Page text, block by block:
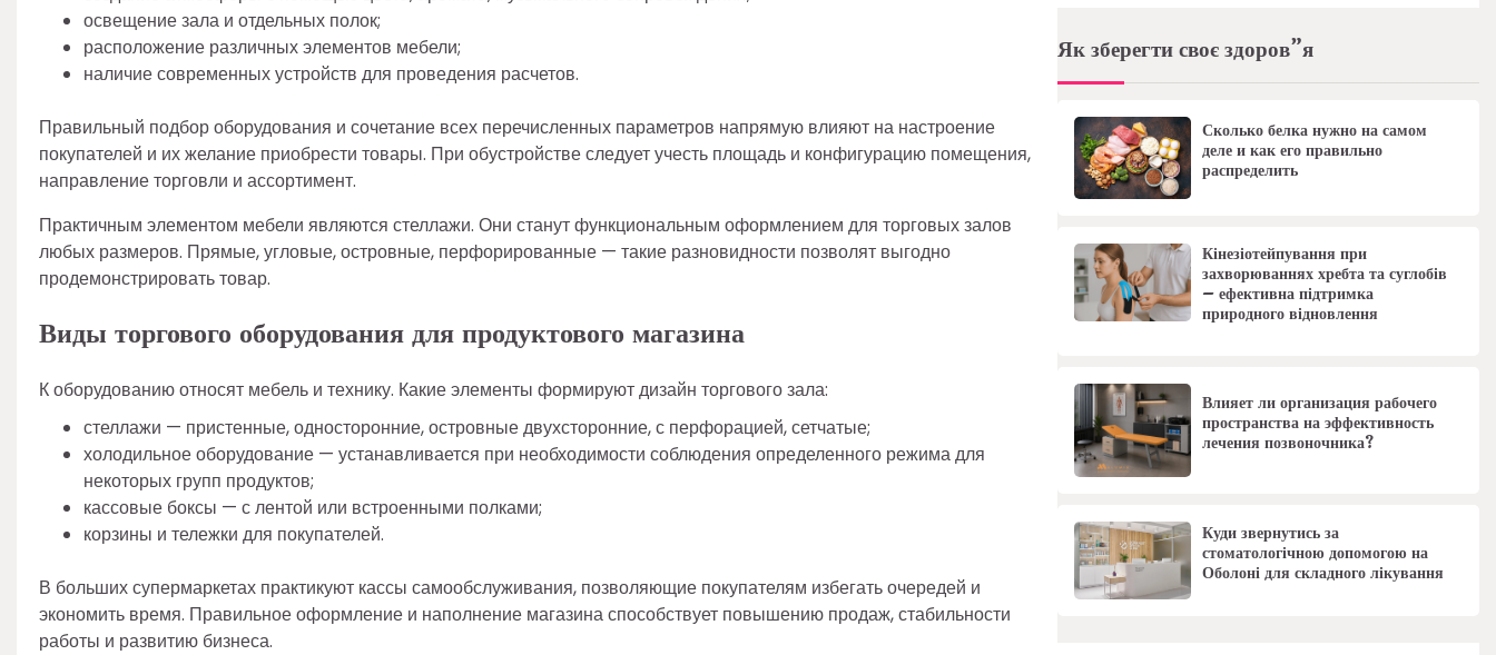
освещение зала и отдельных полок;
расположение различных элементов мебели;
наличие современных устройств для проведения расчетов.
Правильный подбор оборудования и сочетание всех перечисленных параметров напрямую влияют на настроение
покупателей и их желание приобрести товары. При обустройстве следует учесть площадь и конфигурацию помещения,
направление торговли и ассортимент.
Практичным элементом мебели являются стеллажи. Они станут функциональным оформлением для торговых залов
любых размеров. Прямые, угловые, островные, перфорированные — такие разновидности позволят выгодно
продемонстрировать товар.
Виды торгового оборудования для продуктового магазина
К оборудованию относят мебель и технику. Какие элементы формируют дизайн торгового зала:
стеллажи — пристенные, односторонние, островные двухсторонние, с перфорацией, сетчатые;
холодильное оборудование — устанавливается при необходимости соблюдения определенного режима для
некоторых групп продуктов;
кассовые боксы — с лентой или встроенными полками;
корзины и тележки для покупателей.
В больших супермаркетах практикуют кассы самообслуживания, позволяющие покупателям избегать очередей и
экономить время. Правильное оформление и наполнение магазина способствует повышению продаж, стабильности
работы и развитию бизнеса.
Як зберегти своє здоров”я
Сколько белка нужно на самом
деле и как его правильно
распределить
Кінезіотейпування при
захворюваннях хребта та суглобів
– ефективна підтримка
природного відновлення
Влияет ли организация рабочего
пространства на эффективность
лечения позвоночника?
Куди звернутись за
стоматологічною допомогою на
Оболоні для складного лікування